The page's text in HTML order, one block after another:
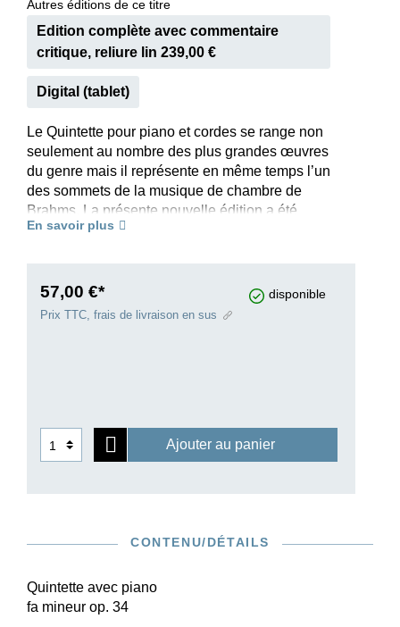
Autres éditions de ce titre
Edition complète avec commentaire
critique, reliure lin 239,00 €
Digital (tablet)
Le Quintette pour piano et cordes se range non
seulement au nombre des plus grandes œuvres
du genre mais il représente en même temps l’un
des sommets de la musique de chambre de
Brahms. La présente nouvelle édition a été
réalisée à partir du texte faisant autorité de la
Brahms.
En savoir plus
57,00 €* disponible
Prix TTC, frais de livraison en sus
Ajouter au panier
CONTENU/DÉTAILS
Quintette avec piano
fa mineur op. 34